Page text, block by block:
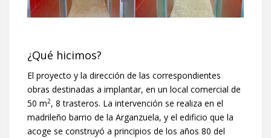
¿Qué hicimos?
El proyecto y la dirección de las correspondientes
obras destinadas a implantar, en un local comercial de
50 m2, 8 trasteros. La intervención se realiza en el
madrileño barrio de la Arganzuela, y el edificio que la
acoge se construyó a principios de los años 80 del